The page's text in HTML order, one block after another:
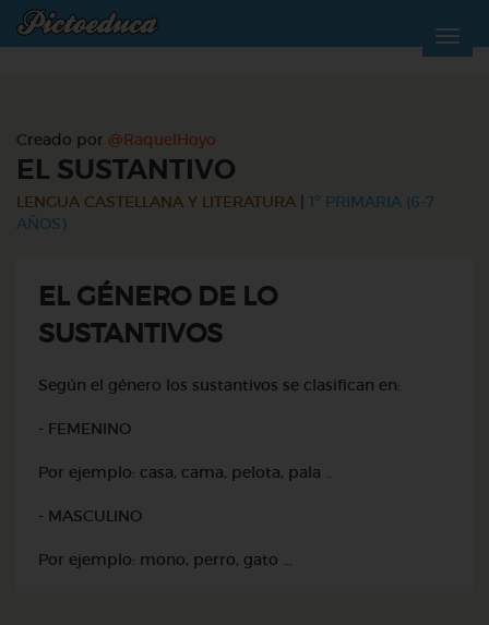
Creado por @RaquelHoyo
EL SUSTANTIVO
LENGUA CASTELLANA Y LITERATURA
1º PRIMARIA (6-7
AÑOS)
EL GÉNERO DE LO
SUSTANTIVOS
Según el género los sustantivos se clasifican en:
- FEMENINO
Por ejemplo: casa, cama, pelota, pala ..
- MASCULINO
Por ejemplo: mono, perro, gato ...